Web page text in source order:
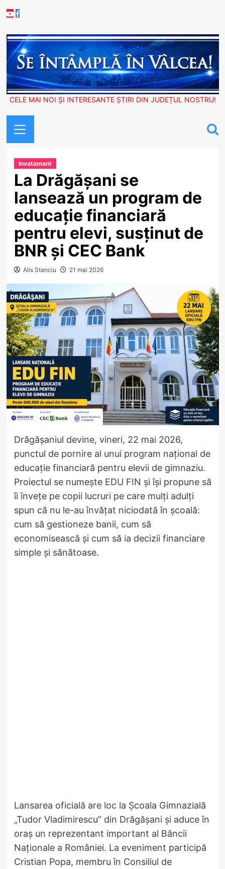
to
Youtube
Facebook
CELE MAI NOI ȘI INTERESANTE ȘTIRI DIN JUDEȚUL NOSTRU!
Menu
Invatamant
La Drăgășani se
lansează un program de
educație financiară
pentru elevi, susținut de
BNR și CEC Bank
Alis Stanciu 21 mai 2026
Drăgășaniul devine, vineri, 22 mai 2026,
punctul de pornire al unui program național de
educație financiară pentru elevii de gimnaziu.
Proiectul se numește EDU FIN și își propune să
îi învețe pe copii lucruri pe care mulți adulți
spun că nu le-au învățat niciodată în școală:
cum să gestioneze banii, cum să
economisească și cum să ia decizii financiare
simple și sănătoase.
Lansarea oficială are loc la Școala Gimnazială
„Tudor Vladimirescu” din Drăgășani și aduce în
oraș un reprezentant important al Băncii
Naționale a României. La eveniment participă
Cristian Popa, membru în Consiliul de